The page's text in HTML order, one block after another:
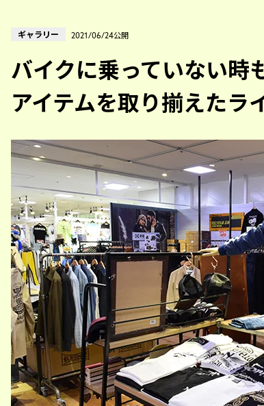
ギャラリー 2021/06/24公開
バイクに乗っていない時
アイテムを取り揃えたラ